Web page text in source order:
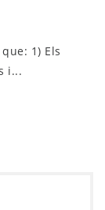
1) Els
i...